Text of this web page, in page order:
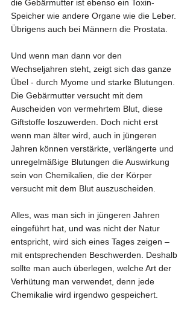
die Gebärmutter ist ebenso ein Toxin-
Speicher wie andere Organe wie die Leber.
Übrigens auch bei Männern die Prostata.
Und wenn man dann vor den
Wechseljahren steht, zeigt sich das ganze
Übel - durch Myome und starke Blutungen.
Die Gebärmutter versucht mit dem
Auscheiden von vermehrtem Blut, diese
Giftstoffe loszuwerden. Doch nicht erst
wenn man älter wird, auch in jüngeren
Jahren können verstärkte, verlängerte und
unregelmäßige Blutungen die Auswirkung
sein von Chemikalien, die der Körper
versucht mit dem Blut auszuscheiden.
Alles, was man sich in jüngeren Jahren
eingeführt hat, und was nicht der Natur
entspricht, wird sich eines Tages zeigen –
mit entsprechenden Beschwerden. Deshalb
sollte man auch überlegen, welche Art der
Verhütung man verwendet, denn jede
Chemikalie wird irgendwo gespeichert.